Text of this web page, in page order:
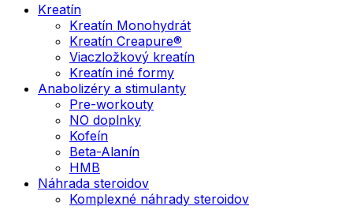
Kreatín
Kreatín Monohydrát
Kreatín Creapure®
Viaczložkový kreatín
Kreatín iné formy
Anabolizéry a stimulanty
Pre-workouty
NO doplnky
Kofeín
Beta-Alanín
HMB
Náhrada steroidov
Komplexné náhrady steroidov